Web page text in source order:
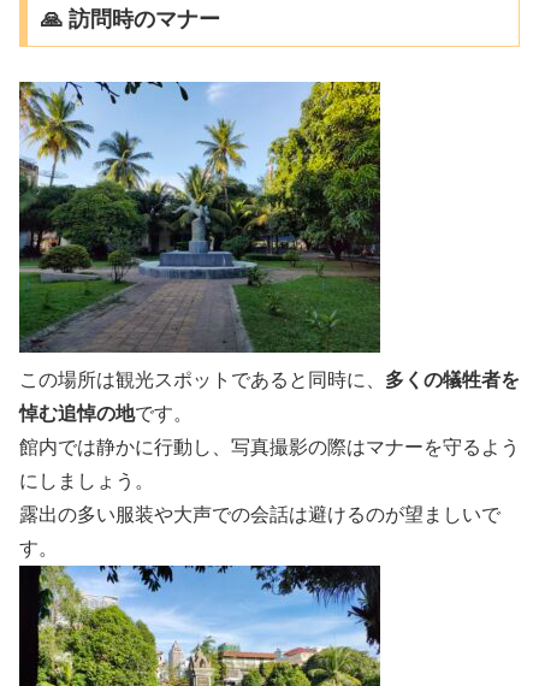
🙏 訪問時のマナー
この場所は観光スポットであると同時に、 多くの犠牲者を
悼む追悼の地です。
館内では静かに行動し、写真撮影の際はマナーを守るよう
にしましょう。
露出の多い服装や大声での会話は避けるのが望ましいで
す。